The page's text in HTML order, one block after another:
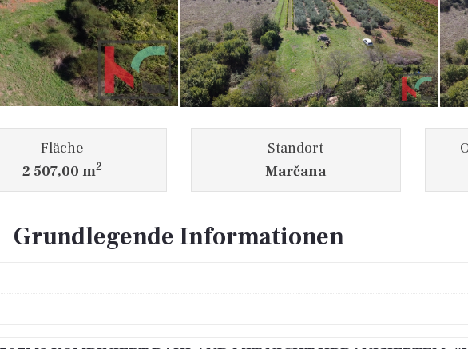
Fläche
2 507,00 m2
Standort
Marčana
Grundlegende Informationen